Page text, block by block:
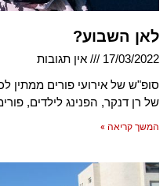
לאן השבוע?
17/03/2022
אין תגובות
סופ"ש של אירועי פורים ממתין
של רן דנקר, הפנינג לילדים,
המשך קריאה »